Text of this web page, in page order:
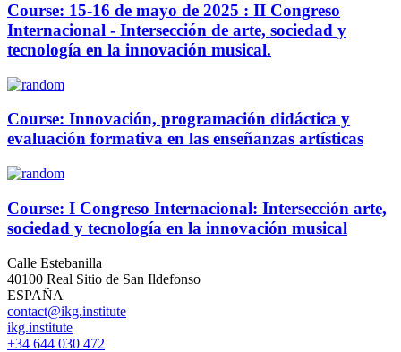
Course: 15-16 de mayo de 2025 : II Congreso
Internacional - Intersección de arte, sociedad y
tecnología en la innovación musical.
Course: Innovación, programación didáctica y
evaluación formativa en las enseñanzas artísticas
Course: I Congreso Internacional: Intersección arte,
sociedad y tecnología en la innovación musical
Calle Estebanilla
40100 Real Sitio de San Ildefonso
ESPAÑA
contact@ikg.institute
ikg.institute
+34 644 030 472